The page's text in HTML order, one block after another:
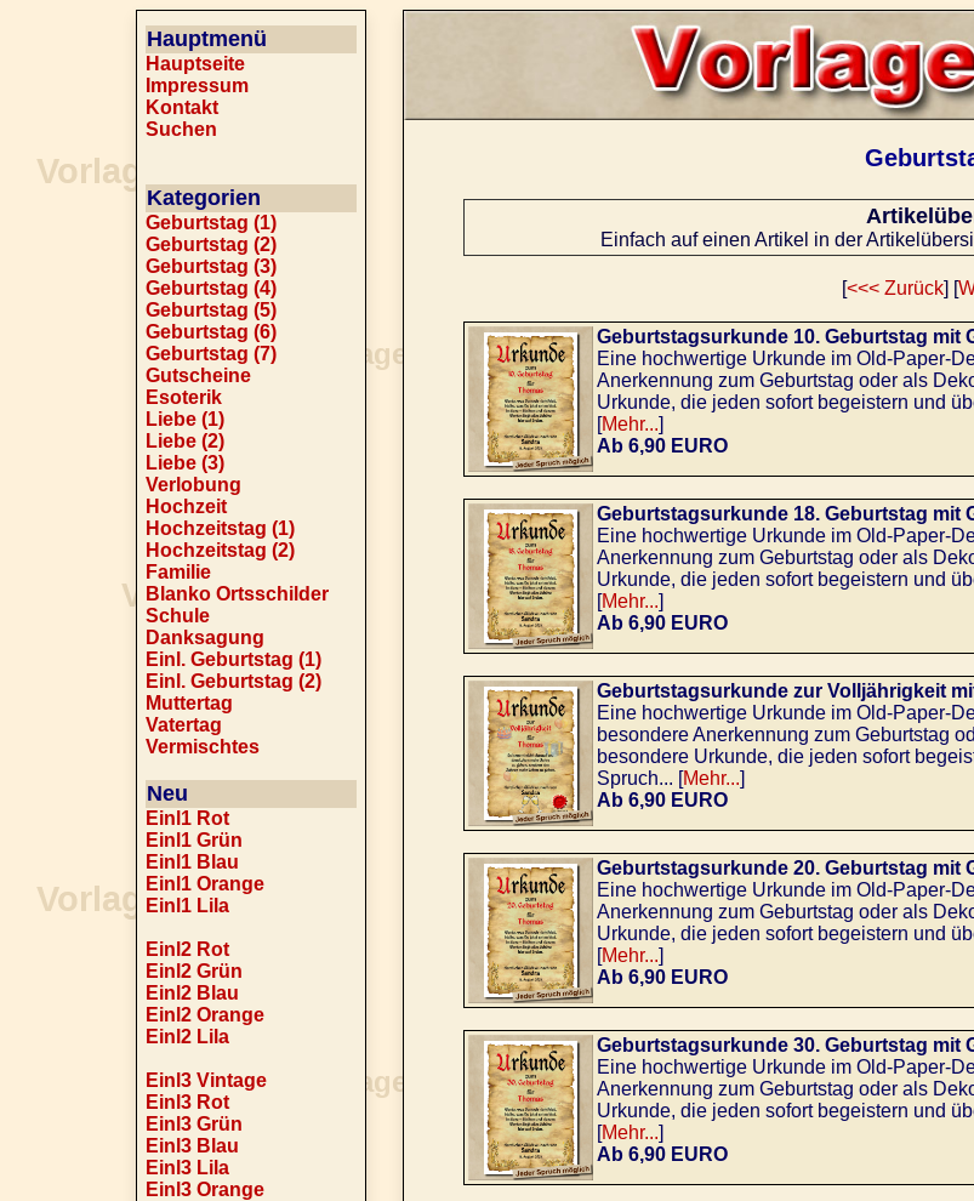
Hauptmenü
Hauptseite
Impressum
Kontakt
Suchen
Kategorien
Geburtstag (1)
Geburtstag (2)
Geburtstag (3)
Geburtstag (4)
Geburtstag (5)
Geburtstag (6)
Geburtstag (7)
Gutscheine
Esoterik
Liebe (1)
Liebe (2)
Liebe (3)
Verlobung
Hochzeit
Hochzeitstag (1)
Hochzeitstag (2)
Familie
Blanko Ortsschilder
Schule
Danksagung
Einl. Geburtstag (1)
Einl. Geburtstag (2)
Muttertag
Vatertag
Vermischtes
Neu
Einl1 Rot
Einl1 Grün
Einl1 Blau
Einl1 Orange
Einl1 Lila
Einl2 Rot
Einl2 Grün
Einl2 Blau
Einl2 Orange
Einl2 Lila
Einl3 Vintage
Einl3 Rot
Einl3 Grün
Einl3 Blau
Einl3 Lila
Einl3 Orange
Einfach auf einen Artikel in der
[<<< Zurück] [
Geburtstagsurkunde 10. Geburtstag mit
Eine hochwertige Urkunde im Old-Paper-
Anerkennung zum Geburtstag oder als
Urkunde, die jeden sofort begeistern und
[Mehr...]
Ab 6,90 EURO
Geburtstagsurkunde 18. Geburtstag mit
Eine hochwertige Urkunde im Old-Paper-
Anerkennung zum Geburtstag oder als
Urkunde, die jeden sofort begeistern und
[Mehr...]
Ab 6,90 EURO
Geburtstagsurkunde zur Volljährigkeit
Eine hochwertige Urkunde im Old-Paper-
besondere Anerkennung zum Geburtstag
besondere Urkunde, die jeden sofort
Spruch... [Mehr...]
Ab 6,90 EURO
Geburtstagsurkunde 20. Geburtstag mit
Eine hochwertige Urkunde im Old-Paper-
Anerkennung zum Geburtstag oder als
Urkunde, die jeden sofort begeistern und
[Mehr...]
Ab 6,90 EURO
Geburtstagsurkunde 30. Geburtstag mit
Eine hochwertige Urkunde im Old-Paper-
Anerkennung zum Geburtstag oder als
Urkunde, die jeden sofort begeistern und
[Mehr...]
Ab 6,90 EURO